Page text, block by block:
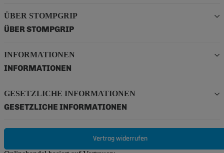
ÜBER STOMPGRIP
ÜBER STOMPGRIP
INFORMATIONEN
INFORMATIONEN
GESETZLICHE INFORMATIONEN
GESETZLICHE INFORMATIONEN
Vertrag widerrufen